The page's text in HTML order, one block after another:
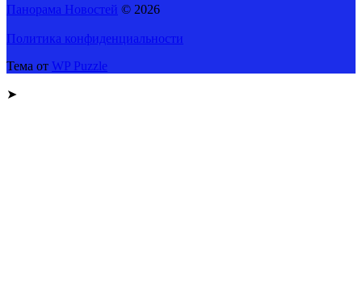
Панорама Новостей © 2026
Политика конфиденциальности
Тема от WP Puzzle
➤